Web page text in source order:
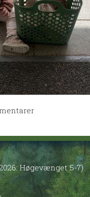
Høgevænget 5-7)